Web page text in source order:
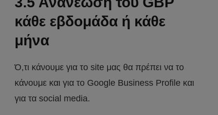
κάθε εβδομάδα ή κάθε
μήνα
Ό,τι κάνουμε για το site μας θα πρέπει να το
κάνουμε και για το Google Business Profile και
για τα social media.